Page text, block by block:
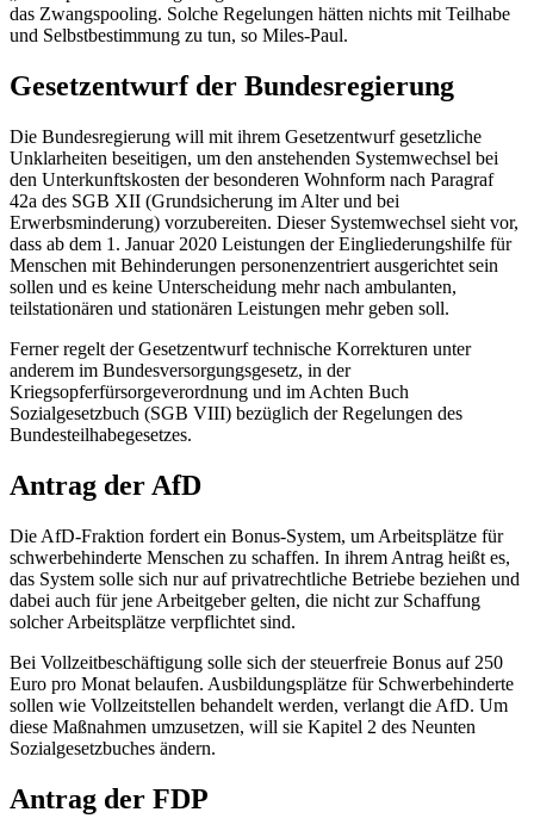
das Zwangspooling. Solche Regelungen hätten nichts mit Teilhabe
und Selbstbestimmung zu tun, so Miles-Paul.
Gesetzentwurf der Bundesregierung
Die Bundesregierung will mit ihrem Gesetzentwurf gesetzliche
Unklarheiten beseitigen, um den anstehenden Systemwechsel bei
den Unterkunftskosten der besonderen Wohnform nach Paragraf
42a des SGB XII (Grundsicherung im Alter und bei
Erwerbsminderung) vorzubereiten. Dieser Systemwechsel sieht vor,
dass ab dem 1. Januar 2020 Leistungen der Eingliederungshilfe für
Menschen mit Behinderungen personenzentriert ausgerichtet sein
sollen und es keine Unterscheidung mehr nach ambulanten,
teilstationären und stationären Leistungen mehr geben soll.
Ferner regelt der Gesetzentwurf technische Korrekturen unter
anderem im Bundesversorgungsgesetz, in der
Kriegsopferfürsorgeverordnung und im Achten Buch
Sozialgesetzbuch (SGB VIII) bezüglich der Regelungen des
Bundesteilhabegesetzes.
Antrag der AfD
Die AfD-Fraktion fordert ein Bonus-System, um Arbeitsplätze für
schwerbehinderte Menschen zu schaffen. In ihrem Antrag heißt es,
das System solle sich nur auf privatrechtliche Betriebe beziehen und
dabei auch für jene Arbeitgeber gelten, die nicht zur Schaffung
solcher Arbeitsplätze verpflichtet sind.
Bei Vollzeitbeschäftigung solle sich der steuerfreie Bonus auf 250
Euro pro Monat belaufen. Ausbildungsplätze für Schwerbehinderte
sollen wie Vollzeitstellen behandelt werden, verlangt die AfD. Um
diese Maßnahmen umzusetzen, will sie Kapitel 2 des Neunten
Sozialgesetzbuches ändern.
Antrag der FDP